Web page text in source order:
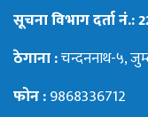
सूचना विभाग दर्ता नं.:
ठेगाना :चन्दननाथ-५,
फोन :9868336712